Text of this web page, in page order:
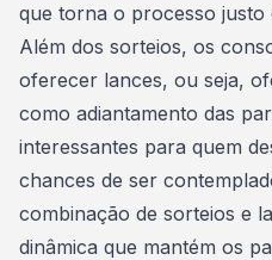
que torna o processo justo
Além dos sorteios, os
oferecer lances, ou seja,
como adiantamento das
interessantes para quem
chances de ser
combinação de sorteios e
dinâmica que mantém os